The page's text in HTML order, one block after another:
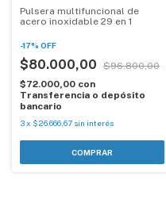
Pulsera multifuncional de
acero inoxidable 29 en 1
-17% OFF
$80.000,00
$96.800,00
$72.000,00 con
Transferencia o depósito
bancario
3x $26.666,67 sin interés